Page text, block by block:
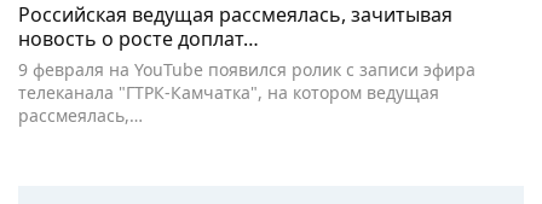
Российская ведущая рассмеялась, зачитывая
новость о росте доплат…
9 февраля на YouTube появился ролик с записи эфира
телеканала "ГТРК-Камчатка", на котором ведущая
рассмеялась,…